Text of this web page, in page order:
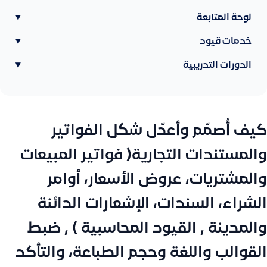
لوحة المتابعة ▾
خدمات قيود ▾
الدورات التدريبية ▾
كيف أُصمّم وأعدّل شكل الفواتير
والمستندات التجارية( فواتير المبيعات
والمشتريات، عروض الأسعار، أوامر
الشراء، السندات، الإشعارات الدائنة
والمدينة , القيود المحاسبية ) , ضبط
القوالب واللغة وحجم الطباعة، والتأكد